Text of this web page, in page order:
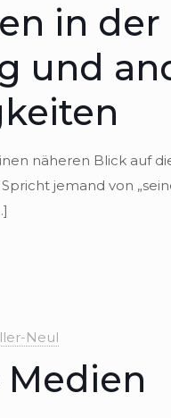
in der
und
nähe­ren Blick auf
jemand von
Neul
Medien